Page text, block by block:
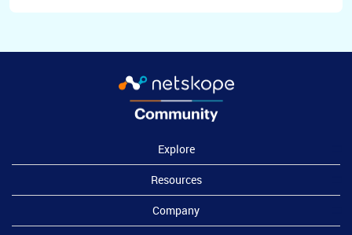
Explore
Resources
Company